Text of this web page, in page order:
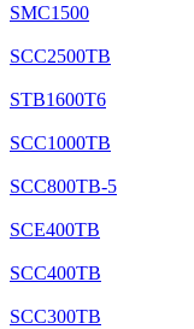
SMC1500
SCC2500TB
STB1600T6
SCC1000TB
SCC800TB-5
SCE400TB
SCC400TB
SCC300TB